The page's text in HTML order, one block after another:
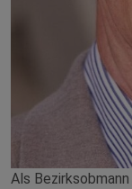
Als